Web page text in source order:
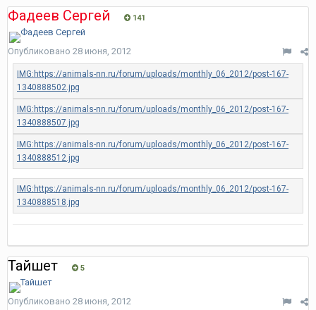
Фадеев Сергей 141
Опубликовано 28 июня, 2012
Тайшет 5
Опубликовано 28 июня, 2012